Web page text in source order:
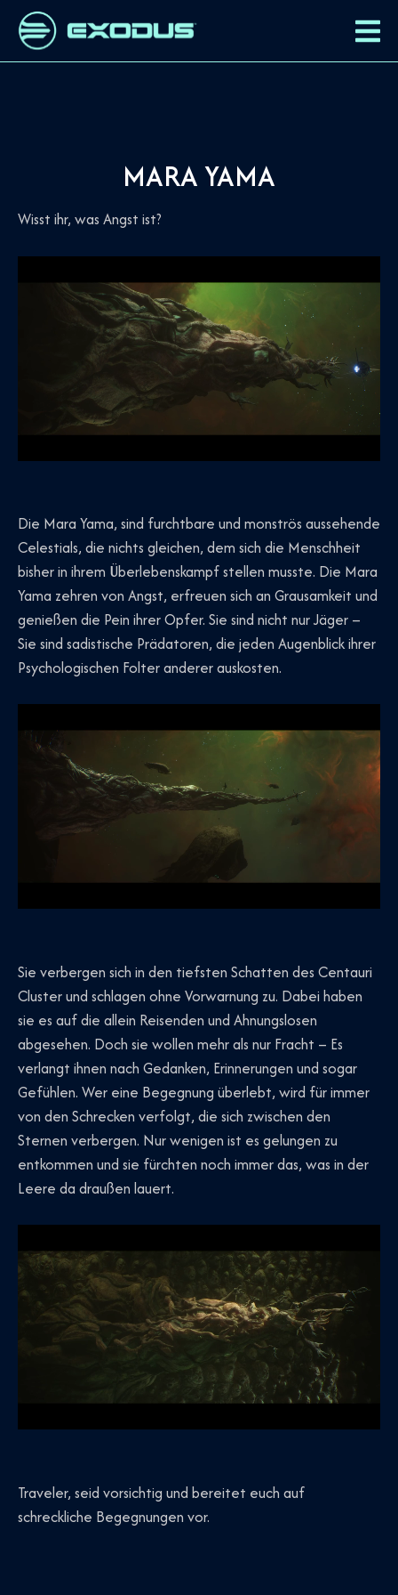
MARA YAMA
Wisst ihr, was Angst ist?
Die Mara Yama, sind furchtbare und monströs aussehende
Celestials, die nichts gleichen, dem sich die Menschheit
bisher in ihrem Überlebenskampf stellen musste. Die Mara
Yama zehren von Angst, erfreuen sich an Grausamkeit und
genießen die Pein ihrer Opfer. Sie sind nicht nur Jäger –
Sie sind sadistische Prädatoren, die jeden Augenblick ihrer
Psychologischen Folter anderer auskosten.
Sie verbergen sich in den tiefsten Schatten des Centauri
Cluster und schlagen ohne Vorwarnung zu. Dabei haben
sie es auf die allein Reisenden und Ahnungslosen
abgesehen. Doch sie wollen mehr als nur Fracht – Es
verlangt ihnen nach Gedanken, Erinnerungen und sogar
Gefühlen. Wer eine Begegnung überlebt, wird für immer
von den Schrecken verfolgt, die sich zwischen den
Sternen verbergen. Nur wenigen ist es gelungen zu
entkommen und sie fürchten noch immer das, was in der
Leere da draußen lauert.
Traveler, seid vorsichtig und bereitet euch auf
schreckliche Begegnungen vor.